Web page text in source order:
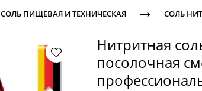
СОЛЬ ПИЩЕВАЯ И ТЕХНИЧЕСКАЯ СОЛЬ
Нитритная
посолочная